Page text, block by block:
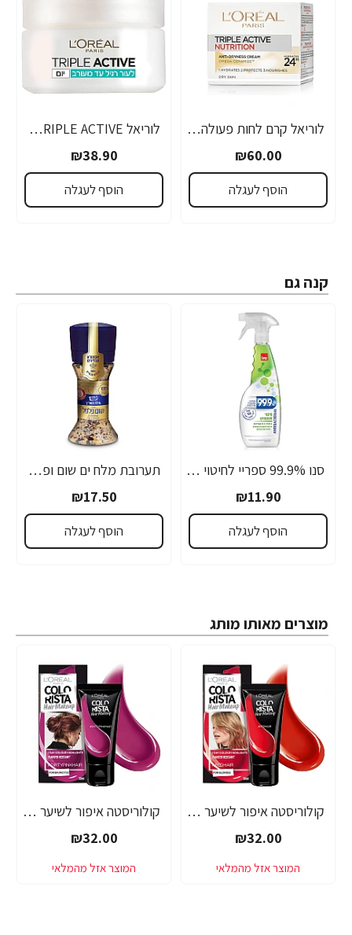
לוריאל קרם לחות פעולה משולשת נוטרישן לעור יבש עד יבש מאוד 50 מ"ל - מבית L'OREAL PARIS
₪60.00
הוסף לעגלה
לוריאל TRIPLE ACTIVE קרם לחות לפנים לעור רגיל ומעורב 50 מ"ל - מבית L'OREAL PARIS
₪38.90
הוסף לעגלה
קנה גם
סנו 99.9% ספריי לחיטוי משטחים - 750 מ"ל
₪11.90
הוסף לעגלה
תערובת מלח ים שום ופלפל 4 עונות אקסטרא תבלינים 125 גרם - מבית מלח הארץ
₪17.50
הוסף לעגלה
מוצרים מאותו מותג
קולוריסטה איפור לשיער אדום 30 מ"ל - מבית L'OREAL PARIS
₪32.00
קולוריסטה איפור לשיער ורוד כהה 30 מ"ל - מבית L'OREAL PARIS
₪32.00